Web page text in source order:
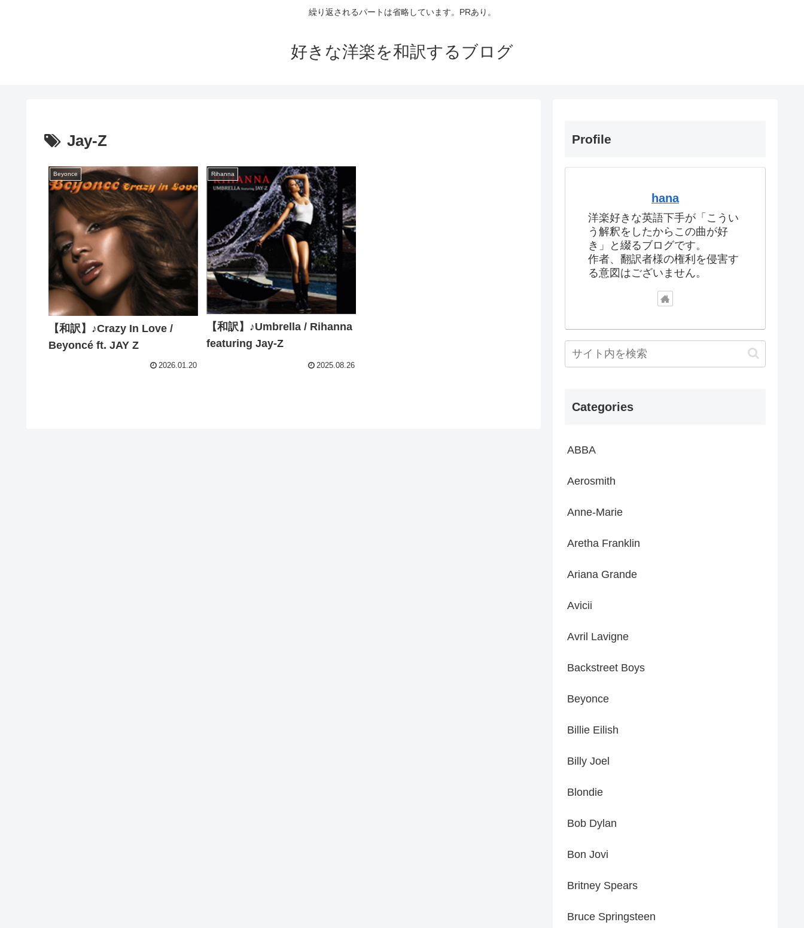
繰り返されるパートは省略しています。PRあり。
好きな洋楽を和訳するブログ
Jay-Z
Beyonce
【和訳】♪Crazy In Love /
Beyoncé ft. JAY Z
2026.01.20
Rihanna
【和訳】♪Umbrella / Rihanna
featuring Jay-Z
2025.08.26
Profile
hana
洋楽好きな英語下手が「こうい
う解釈をしたからこの曲が好
き」と綴るブログです。
作者、翻訳者様の権利を侵害す
る意図はございません。
Categories
ABBA
Aerosmith
Anne-Marie
Aretha Franklin
Ariana Grande
Avicii
Avril Lavigne
Backstreet Boys
Beyonce
Billie Eilish
Billy Joel
Blondie
Bob Dylan
Bon Jovi
Britney Spears
Bruce Springsteen